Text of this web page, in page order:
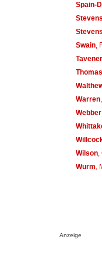
Spain-
Stevens
Swain,
Tavener
Thomas
Warren
Webber
Wilson,
Wurm ,
Anzeige